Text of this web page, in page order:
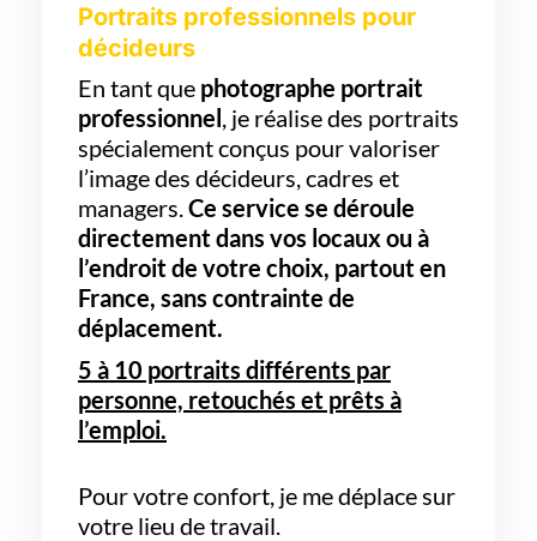
Portraits professionnels pour
décideurs
En tant que photographe portrait
professionnel , je réalise des portraits
spécialement conçus pour valoriser
l’image des décideurs, cadres et
managers. Ce service se déroule
directement dans vos locaux ou à
l’endroit de votre choix, partout en
France, sans contrainte de
déplacement.
5 à 10 portraits différents par
personne, retouchés et prêts à
l’emploi.
Pour votre confort, je me déplace sur
votre lieu de travail.